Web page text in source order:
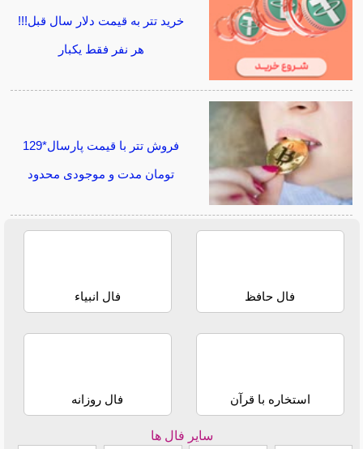
خرید تتر به قیمت دلار سال قبل!!!
هر نفر فقط یکبار
فروش تتر با قیمت پارسال*129
تومان مدت و موجودی محدود
فال حافظ فال انبیاء
استخاره با قرآن فال روزانه
سایر فال ها